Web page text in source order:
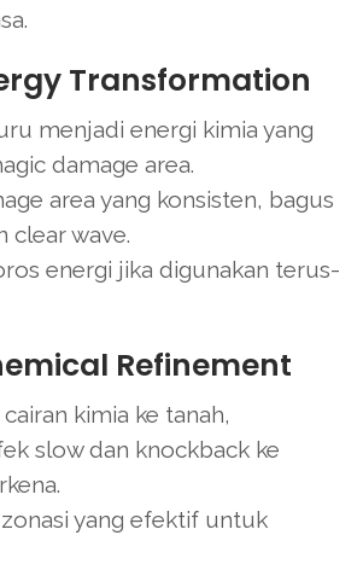
Transformation
menjadi energi kimia yang
damage area.
area yang konsisten, bagus
clear wave.
energi jika digunakan terus-
Refinement
kimia ke tanah,
slow dan knockback ke
yang efektif untuk